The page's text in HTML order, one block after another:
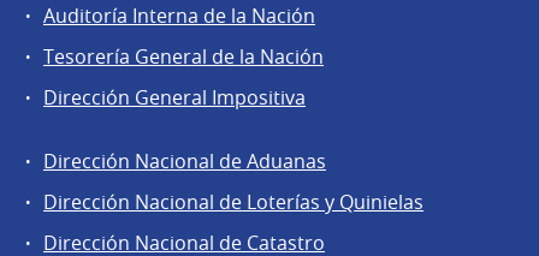
Auditoría Interna de la Nación
Tesorería General de la Nación
Dirección General Impositiva
Áreas
de
Dirección Nacional de Aduanas
Dirección Nacional de Loterías y Quinielas
Dirección Nacional de Catastro